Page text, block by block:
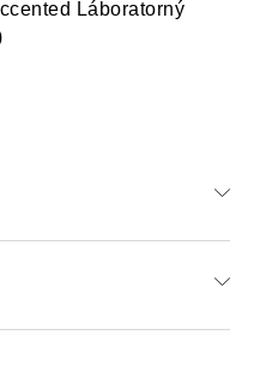
Láboratorný
doručenia